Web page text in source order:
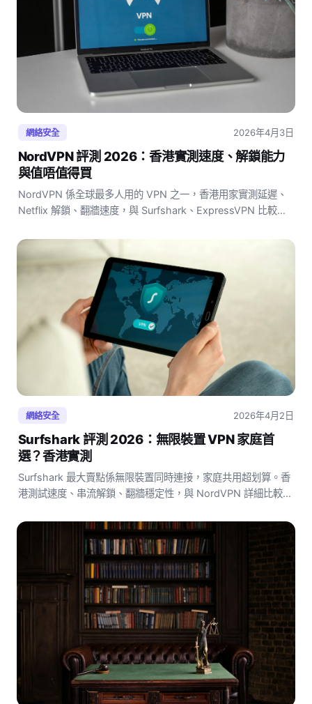
網絡安全 2026年4月3日
NordVPN 評測 2026：香港實測速度、解鎖能力
與值唔值得買
NordVPN 係全球最多人用的 VPN 之一，香港用家實測延遲、
Netflix 解鎖、翻牆速度，與 Surfshark、ExpressVPN 比較。
網絡安全 2026年4月2日
Surfshark 評測 2026：無限裝置 VPN 家庭首
選？香港實測
Surfshark 最大賣點係無限裝置同時連接，家庭共用超划算。香
港測試速度、串流解鎖、翻牆穩定性，與 NordVPN 詳細比較，